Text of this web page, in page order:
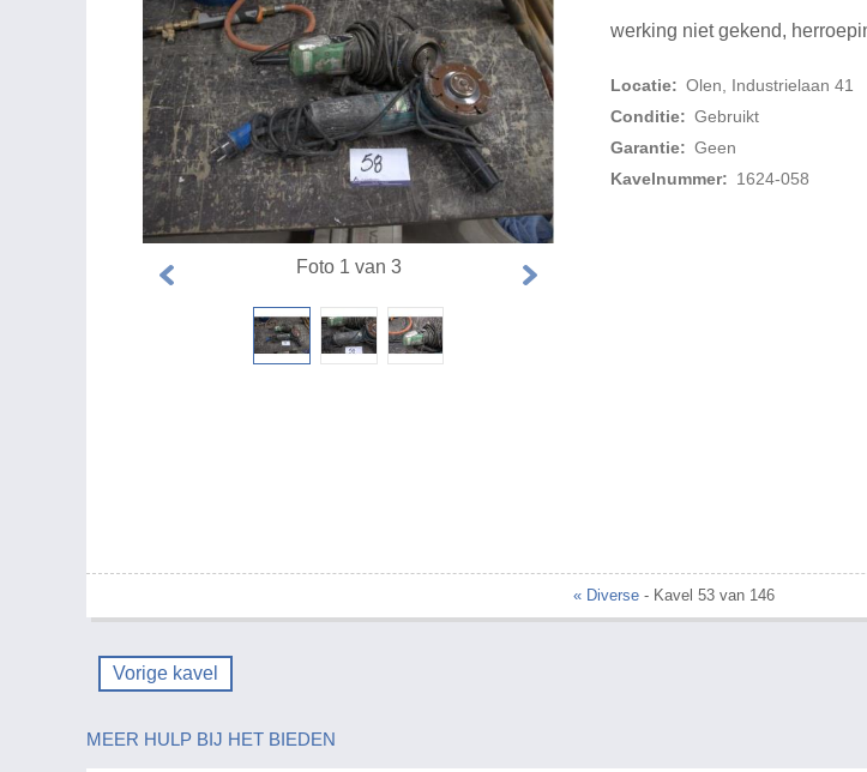
werking niet gekend,
Locatie: Olen, Industrielaan 41
Conditie: Gebruikt
Garantie: Geen
Kavelnummer: 1624-058
Foto 1 van 3
« Diverse - Kavel 53 van 146
Vorige kavel
MEER HULP BIJ HET BIEDEN